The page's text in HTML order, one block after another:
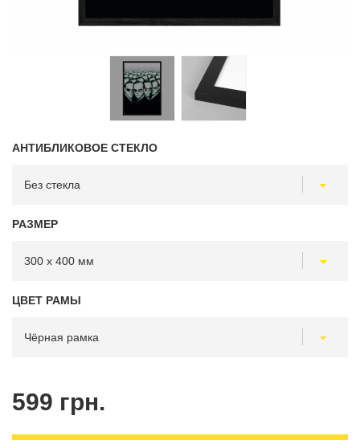
АНТИБЛИКОВОЕ СТЕКЛО
РАЗМЕР
ЦВЕТ РАМЫ
599 грн.